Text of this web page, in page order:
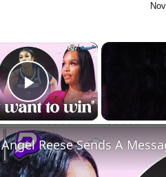
×
Play Video
Angel Reese Sends A